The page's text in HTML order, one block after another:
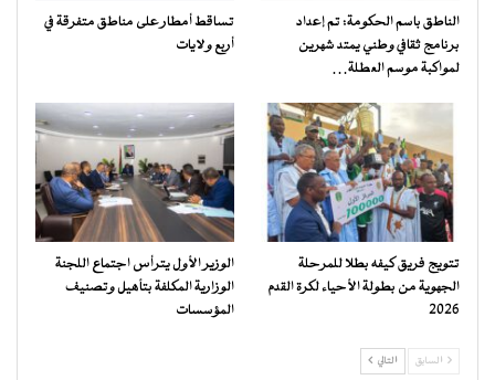
الناطق باسم الحكومة: تم إعداد
برنامج ثقافي وطني يمتد شهرين
لمواكبة موسم العطلة…
تساقط أمطار على مناطق متفرقة في
أربع ولايات
تتويج فريق كيفه بطلا للمرحلة
الجهوية من بطولة الأحياء لكرة القدم
2026
الوزير الأول يترأس اجتماع اللجنة
الوزارية المكلفة بتأهيل وتصنيف
المؤسسات
السابق التالي